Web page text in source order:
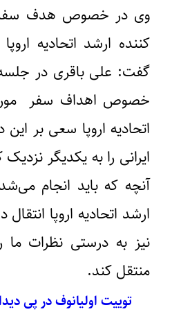
وی در خصوص هدف سفر
کننده ارشد اتحادیه
گفت: علی باقری در جلسه
خصوص اهداف سفر مورا
اتحادیه اروپا سعی بر
ایرانی را به یکدیگر
آنچه که باید انجام
ارشد اتحادیه اروپا انتقال
نیز به درستی نظرات ما
منتقل کند.
توییت اولیانوف در پی